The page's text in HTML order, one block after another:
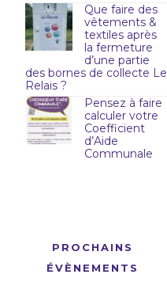
Que faire des
vêtements &
textiles après
la fermeture
d’une partie
des bornes de collecte Le
Relais ?
Pensez à faire
calculer votre
Coefficient
d’Aide
Communale
PROCHAINS
ÉVÈNEMENTS